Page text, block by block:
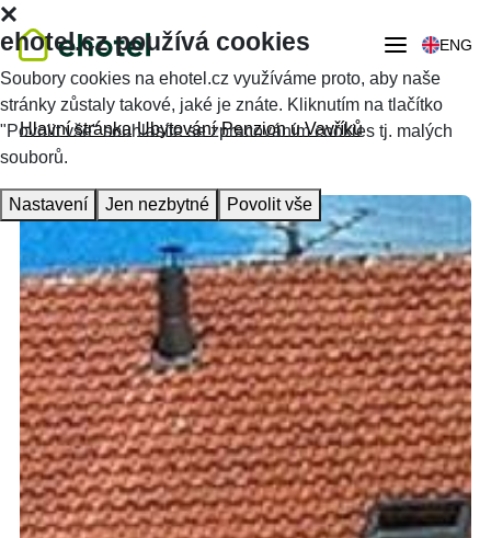
ENG
Hlavní stránka Ubytování Penzion u Vavříků
ehotel.cz používá cookies
Soubory cookies na ehotel.cz využíváme proto, aby naše
stránky zůstaly takové, jaké je znáte. Kliknutím na tlačítko
"Povolit vše" souhlasíte se zpracováním cookies tj. malých
souborů.
Nastavení Jen nezbytné Povolit vše